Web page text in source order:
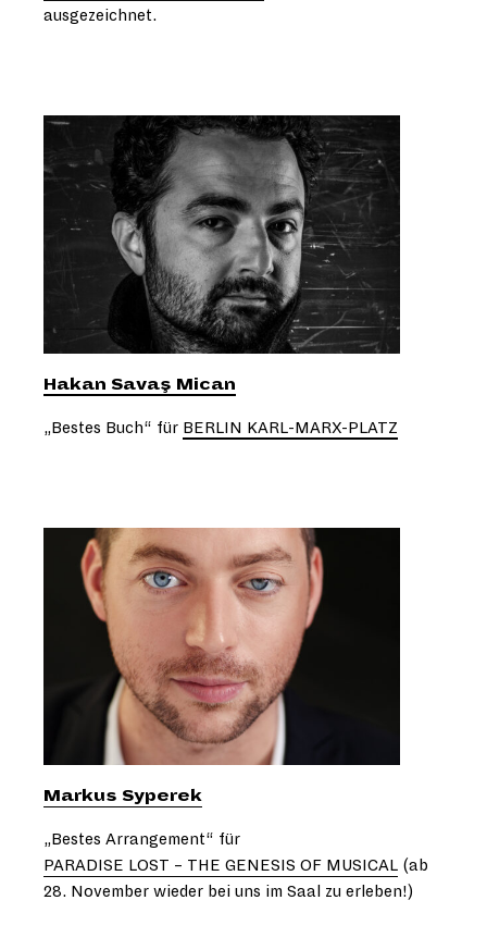
ausgezeichnet.
Hakan Savaş Mican
„Bestes Buch“ für BERLIN KARL-MARX-PLATZ
Markus Syperek
„Bestes Arrangement“ für
PARADISE LOST – THE GENESIS OF MUSICAL (ab
28. November wieder bei uns im Saal zu erleben!)